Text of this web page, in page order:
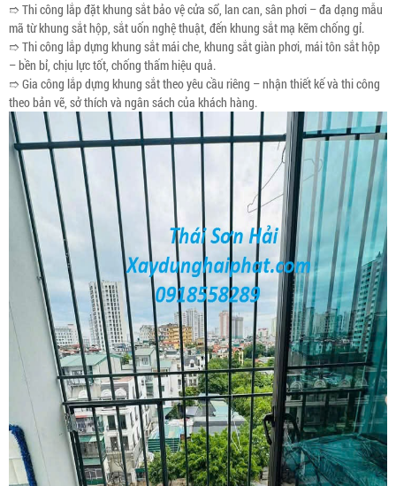
➱ Thi công lắp đặt khung sắt bảo vệ cửa sổ, lan can, sân phơi – đa dạng mẫu
mã từ khung sắt hộp, sắt uốn nghệ thuật, đến khung sắt mạ kẽm chống gỉ.
➱ Thi công lắp dựng khung sắt mái che, khung sắt giàn phơi, mái tôn sắt hộp
– bền bỉ, chịu lực tốt, chống thấm hiệu quả.
➱ Gia công lắp dựng khung sắt theo yêu cầu riêng – nhận thiết kế và thi công
theo bản vẽ, sở thích và ngân sách của khách hàng.